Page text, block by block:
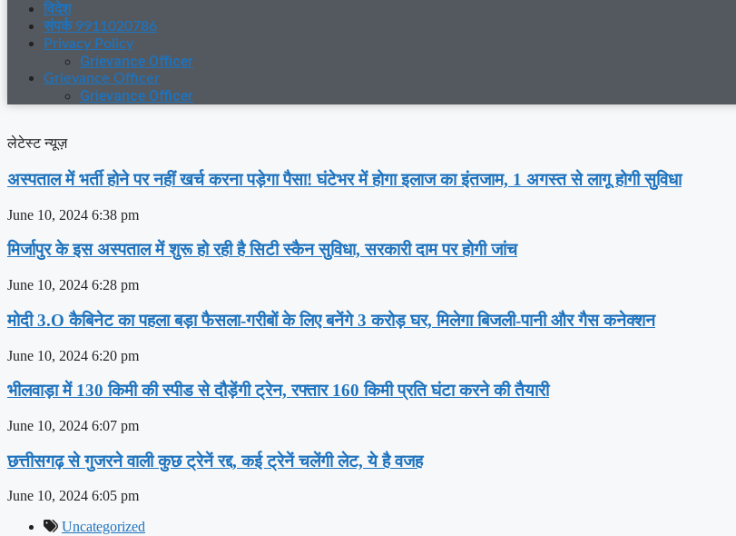
विदेश
संपर्क 9911020786
Privacy Policy
Grievance Officer
Grievance Officer
Grievance Officer
लेटेस्ट न्यूज़
अस्‍पताल में भर्ती होने पर नहीं खर्च करना पड़ेगा पैसा! घंटेभर में होगा इलाज का इंतजाम, 1 अगस्‍त से लागू होगी सुविधा
June 10, 2024 6:38 pm
मिर्जापुर के इस अस्पताल में शुरू हो रही है सिटी स्कैन सुविधा, सरकारी दाम पर होगी जांच
June 10, 2024 6:28 pm
मोदी 3.O कैबिनेट का पहला बड़ा फैसला-गरीबों के ल‍िए बनेंगे 3 करोड़ घर, म‍िलेगा बिजली-पानी और गैस कनेक्‍शन
June 10, 2024 6:20 pm
भीलवाड़ा में 130 किमी की स्पीड से दौड़ेंगी ट्रेन, रफ्तार 160 किमी प्रति घंटा करने की तैयारी
June 10, 2024 6:07 pm
छत्तीसगढ़ से गुजरने वाली कुछ ट्रेनें रद्द, कई ट्रेनें चलेंगी लेट, ये है वजह
June 10, 2024 6:05 pm
Uncategorized